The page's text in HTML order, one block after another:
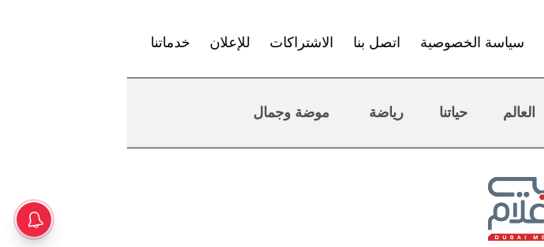
سياسة الخصوصية اتصل بنا الاشتراكات للإعلان خدماتنا
العالم حياتنا رياضة موضة وجمال